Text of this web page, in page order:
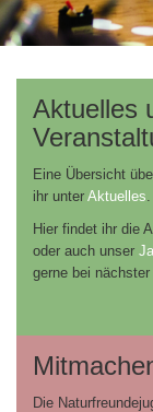
Aktuelles
Eine Übersicht
ihr unter Aktuelles
Hier findet ihr die
oder auch unser
gerne bei
Die